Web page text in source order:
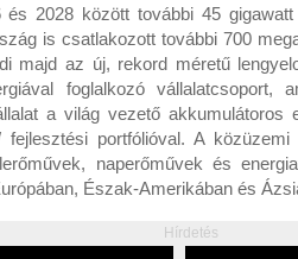
2028 között további 45
is csatlakozott további 700
majd az új, rekord méretű
foglalkozó
a világ vezető akkumulátoros
portfólióval. A közüzemi
naperőművek és
Észak-Amerikában és
Hírdetés